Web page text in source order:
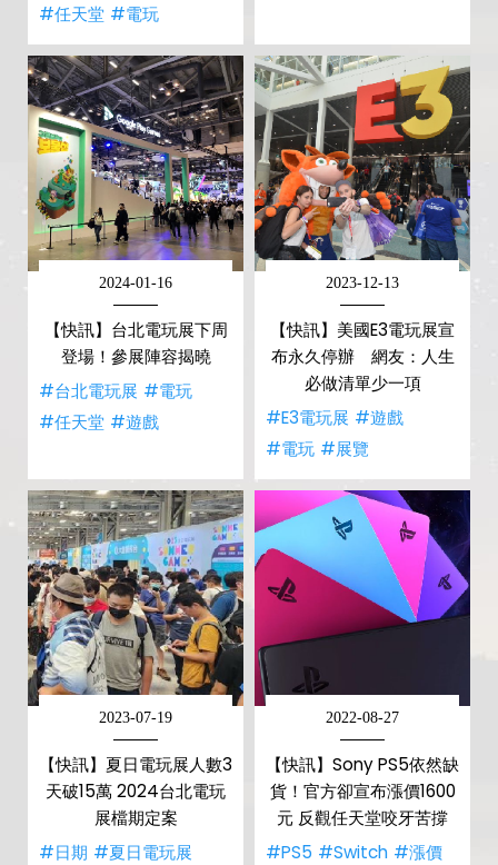
#任天堂 #電玩
2024-01-16
【快訊】台北電玩展下周
登場！參展陣容揭曉
#台北電玩展 #電玩
#任天堂 #遊戲
2023-12-13
【快訊】美國E3電玩展宣
布永久停辦 網友：人生
必做清單少一項
#E3電玩展 #遊戲
#電玩 #展覽
2023-07-19
【快訊】夏日電玩展人數3
天破15萬 2024台北電玩
展檔期定案
#日期 #夏日電玩展
2022-08-27
【快訊】Sony PS5依然缺
貨！官方卻宣布漲價1600
元 反觀任天堂咬牙苦撐
#PS5 #Switch #漲價